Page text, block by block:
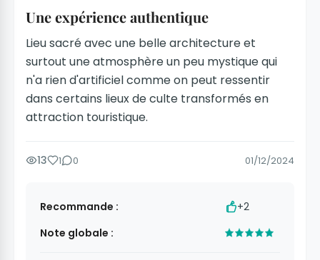
Une expérience authentique
Lieu sacré avec une belle architecture et
surtout une atmosphère un peu mystique qui
n'a rien d'artificiel comme on peut ressentir
dans certains lieux de culte transformés en
attraction touristique.
13 1 0 01/12/2024
Recommande :
+2
Note globale :